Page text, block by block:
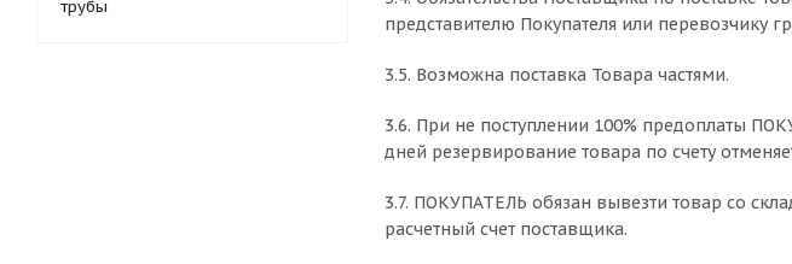
представителю Покупателя или перевозчику
3.5. Возможна поставка Товара частями.
3.6. При не поступлении 100% предоплаты
дней резервирование товара по счету
3.7. ПОКУПАТЕЛЬ обязан вывезти товар со
расчетный счет поставщика.
трубы